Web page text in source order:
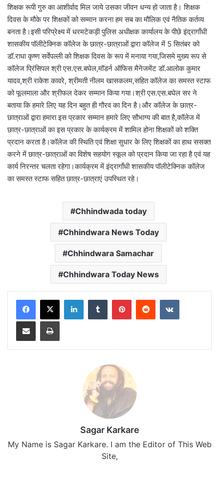
शिक्षक रूपी गुरु का आशीर्वाद मिल जाये उसका जीवन धन्य हो जाता है। शिक्षक
दिवस के मौके पर शिक्षकों को सम्मान करना हम सब का मौलिक एवं नैतिक कर्तव्य
बनता है।इसी परिप्रेक्ष्य में धरमटेकड़ी पुलिस अधीक्षक कार्यालय के पीछे इंद्रागाँधी
शासकीय पॉलीटेक्निक कॉलेज के छात्र-छात्राओं द्वारा कॉलेज में 5 सितंबर को
डॉ.राधा कृष्ण सर्वेपल्ली को शिक्षक दिवस के रूप में मनाया गया,जिसमे मुख्य रूप से
कॉलेज प्रिंसिपल श्री एस.एस.बघेल,मॉडर्न ऑफिस मैनेजमेंट डॉ.आलोक कुमार
यादव,श्री राकेश कावरे, श्रीमती नीलम खासकलम,सहित कॉलेज का समस्त स्टाफ
को फूलमाला और श्रीफल देकर सम्मान किया गया।श्री एस.एस.बघेल सर ने
बताया कि हमारे लिए यह दिन बहुत ही गौरव का दिन है।और कॉलेज के छात्र-
छात्राओं द्वारा हमारा इस प्रकार सम्मान हमारे लिए सौभाग्य की बात है,कॉलेज में
छात्र-छात्राओं का इस प्रकार के कार्यक्रम में शामिल होना शिक्षकों को शक्ति
प्रदान करता है।कॉलेज की स्थिति एवं शिक्षा सुधार के लिए शिक्षकों का हाथ ससक्त
करने में छात्र-छात्राओं का विशेष सहयोग स्कूल को प्रदान किया जा रहा है एवं यह
कार्य निरन्तर चलता रहेगा।कार्यक्रम में इंद्रागाँधी शासकीय पॉलीटेक्निक कॉलेज
का समस्त स्टाफ सहित छात्र-छात्राएं उपस्थित रहे।
Chhindwada today
Chhindwara News Today
Chhindwara Samachar
Chhindwara Today News
Sagar Karkare
My Name is Sagar Karkare. I am the Editor of This Web
Site,